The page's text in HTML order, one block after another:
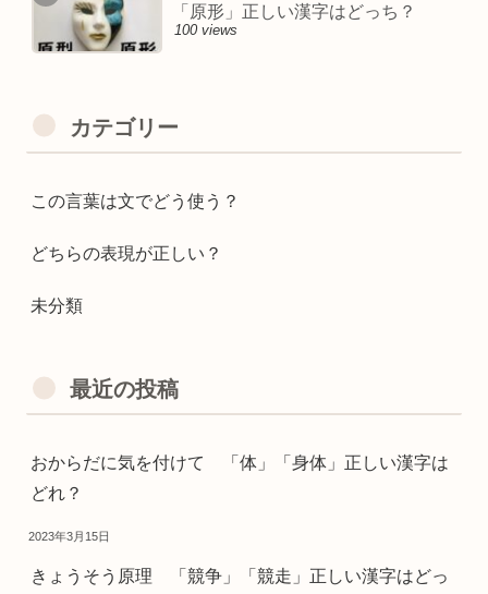
「原形」正しい漢字はどっち？
100 views
カテゴリー
この言葉は文でどう使う？
どちらの表現が正しい？
未分類
最近の投稿
おからだに気を付けて 「体」「身体」正しい漢字は
どれ？
2023年3月15日
きょうそう原理 「競争」「競走」正しい漢字はどっ